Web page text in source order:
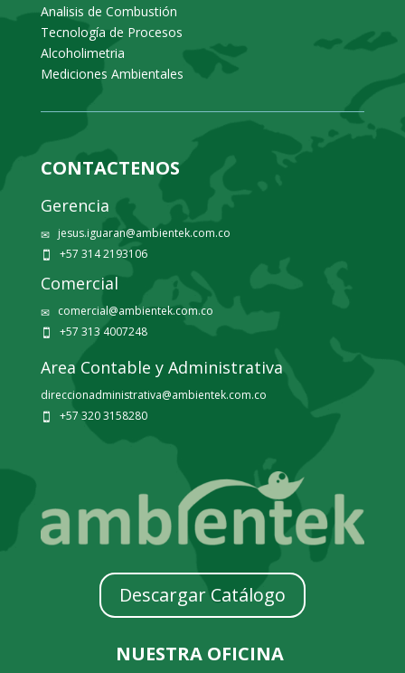
Analisis de Combustión
Tecnología de Procesos
Alcoholimetria
Mediciones Ambientales
CONTACTENOS
Gerencia
✉ jesus.iguaran@ambientek.com.co
 +57 314 2193106
Comercial
✉ comercial@ambientek.com.co
 +57 313 4007248
Area Contable y Administrativa
direccionadministrativa@ambientek.com.co
 +57 320 3158280
Descargar Catálogo
NUESTRA OFICINA